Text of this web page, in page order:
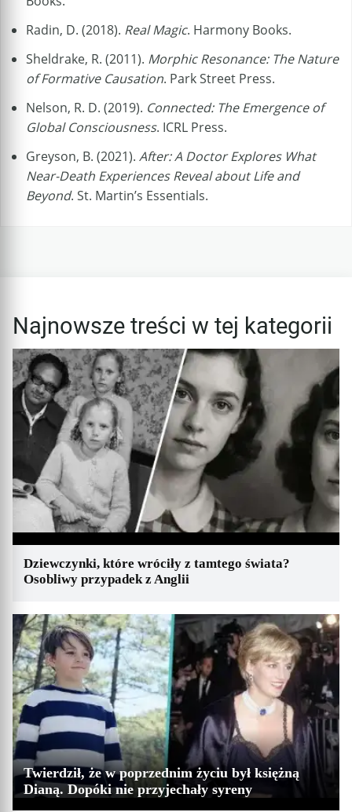
Radin, D. (2018). Real Magic. Harmony Books.
Sheldrake, R. (2011). Morphic Resonance: The Nature
of Formative Causation. Park Street Press.
Nelson, R. D. (2019). Connected: The Emergence of
Global Consciousness. ICRL Press.
Greyson, B. (2021). After: A Doctor Explores What
Near-Death Experiences Reveal about Life and
Beyond. St. Martin’s Essentials.
Najnowsze treści w tej kategorii
Dziewczynki, które wróciły z tamtego świata?
Osobliwy przypadek z Anglii
Twierdził, że w poprzednim życiu był księżną
Dianą. Dopóki nie przyjechały syreny